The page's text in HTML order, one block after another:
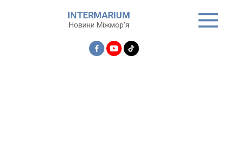
INTERMARIUM
Новини Міжмор'я